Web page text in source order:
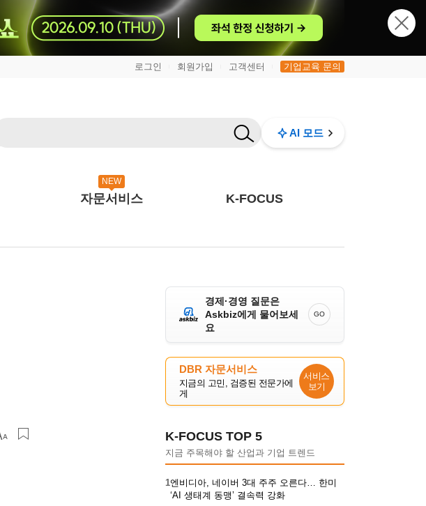
로그인 회원가입 고객센터 기업교육 문의
AI 모드
NEW
자문서비스 K-FOCUS
경제·경영 질문은
Askbiz에게 물어보세
요
GO
DBR 자문서비스
지금의 고민, 검증된 전문가에
게
서비스
보기
K-FOCUS TOP 5
지금 주목해야 할 산업과 기업 트렌드
1엔비디아, 네이버 3대 주주 오른다… 한미
‘AI 생태계 동맹’ 결속력 강화